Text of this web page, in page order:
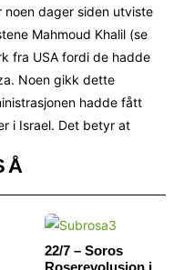
dager siden utviste
Mahmoud Khalil (se
fra USA fordi de hadde
Noen gikk dette
hadde fått
i Israel. Det betyr at
22/7 – Soros
Roserevolusjon i